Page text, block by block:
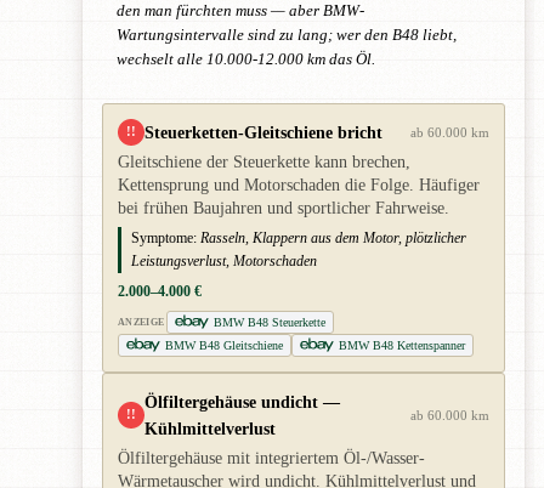
den man fürchten muss — aber BMW-
Wartungsintervalle sind zu lang; wer den B48 liebt,
wechselt alle 10.000-12.000 km das Öl.
!! Steuerketten-Gleitschiene bricht ab 60.000 km
Gleitschiene der Steuerkette kann brechen,
Kettensprung und Motorschaden die Folge. Häufiger
bei frühen Baujahren und sportlicher Fahrweise.
Symptome: Rasseln, Klappern aus dem Motor, plötzlicher
Leistungsverlust, Motorschaden
2.000–4.000 €
ANZEIGE
BMW B48 Steuerkette
BMW B48 Gleitschiene
BMW B48 Kettenspanner
!!
Ölfiltergehäuse undicht —
Kühlmittelverlust
ab 60.000 km
Ölfiltergehäuse mit integriertem Öl-/Wasser-
Wärmetauscher wird undicht. Kühlmittelverlust und